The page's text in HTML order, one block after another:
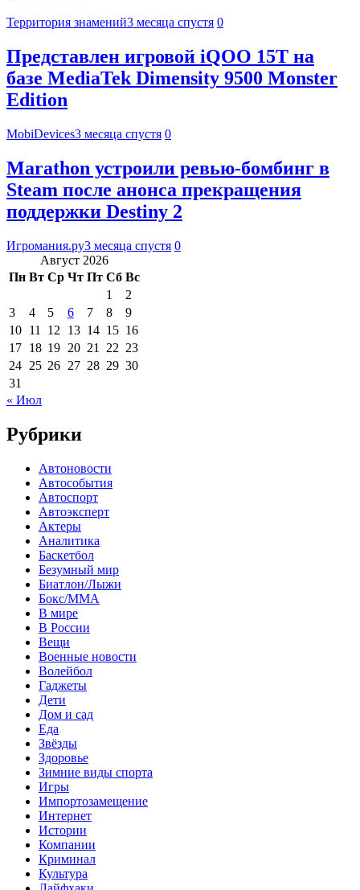
Территория знамений3 месяца спустя 0
Представлен игровой iQOO 15T на
базе MediaTek Dimensity 9500 Monster
Edition
MobiDevices3 месяца спустя 0
Marathon устроили ревью-бомбинг в
Steam после анонса прекращения
поддержки Destiny 2
Игромания.ру3 месяца спустя 0
Август 2026
Пн Вт Ср Чт Пт Сб Вс
1
2
3
4 5 6 7 8
9
10 11 12 13 14 15 16
17 18 19 20 21 22 23
24 25 26 27 28 29 30
31
« Июл
Рубрики
Автоновости
Автособытия
Автоспорт
Автоэксперт
Актеры
Аналитика
Баскетбол
Безумный мир
Биатлон/Лыжи
Бокс/MMA
В мире
В России
Вещи
Военные новости
Волейбол
Гаджеты
Дети
Дом и сад
Еда
Звёзды
Здоровье
Зимние виды спорта
Игры
Импортозамещение
Интернет
Истории
Компании
Криминал
Культура